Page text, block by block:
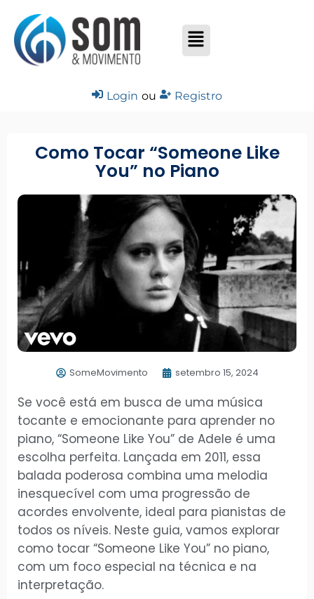
Login ou Registro
Como Tocar “Someone Like
You” no Piano
SomeMovimento setembro 15, 2024
Se você está em busca de uma música
tocante e emocionante para aprender no
piano, “Someone Like You” de Adele é uma
escolha perfeita. Lançada em 2011, essa
balada poderosa combina uma melodia
inesquecível com uma progressão de
acordes envolvente, ideal para pianistas de
todos os níveis. Neste guia, vamos explorar
como tocar “Someone Like You” no piano,
com um foco especial na técnica e na
interpretação.